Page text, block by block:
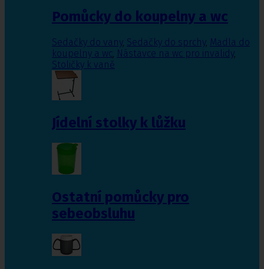
Pomůcky do koupelny a wc
Sedačky do vany, Sedačky do sprchy, Madla do
koupelny a wc, Nástavce na wc pro invalidy,
Stoličky k vaně
Jídelní stolky k lůžku
Ostatní pomůcky pro
sebeobsluhu